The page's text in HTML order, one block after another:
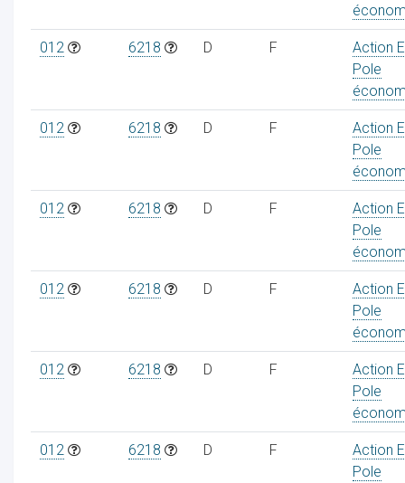
012 6218 D F
Action
Pole
012 6218 D F
Action
Pole
012 6218 D F
Action
Pole
012 6218 D F
Action
Pole
012 6218 D F
Action
Pole
012 6218 D F
Action
Pole